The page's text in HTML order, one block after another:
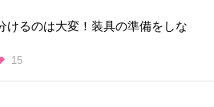
けるのは大変！装具の準備をしな
15